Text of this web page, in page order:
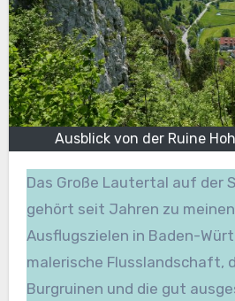
Ausblick von der Ruine
Das Große Lautertal auf der Schwäbischen Alb
gehört seit Jahren zu
Ausflugszielen in Baden-
malerische Flusslandschaft,
Burgruinen und die gut